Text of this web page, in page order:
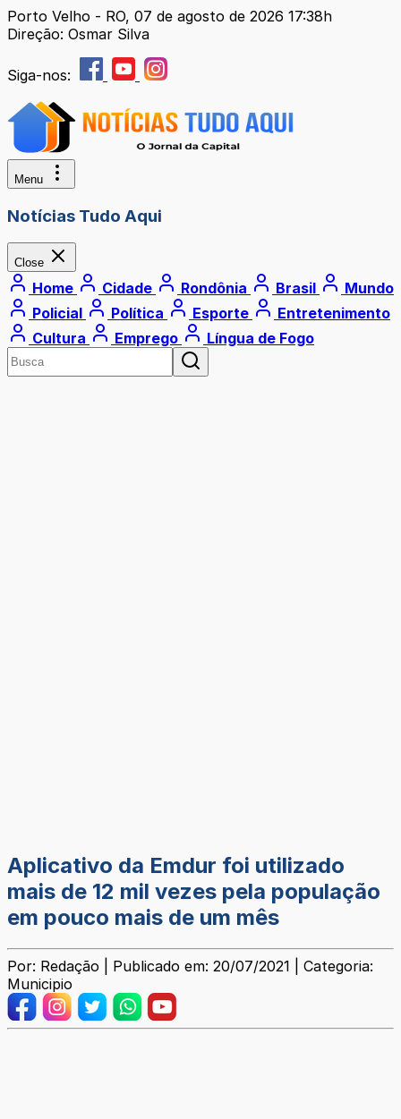
Porto Velho - RO, 07 de agosto de 2026 17:38h
Direção: Osmar Silva
Siga-nos:
Menu
Notícias Tudo Aqui
Close
Home Cidade Rondônia Brasil
Mundo
Policial
Política Esporte
Entretenimento
Cultura
Emprego Língua de Fogo
Aplicativo da Emdur foi utilizado
mais de 12 mil vezes pela população
em pouco mais de um mês
Por: Redação | Publicado em: 20/07/2021 | Categoria:
Municipio